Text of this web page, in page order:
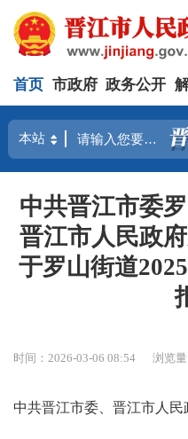
首页 市政府 政务公开
中共晋江市委
晋江市人民政
于罗山街道
时间：2026-03-06 08:54 浏览量
中共晋江市委、晋江市人民